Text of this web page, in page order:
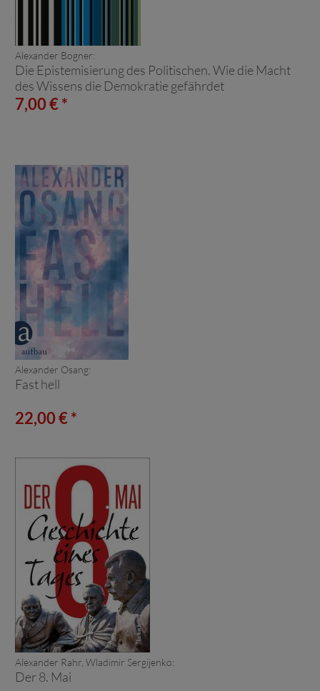
Alexander Bogner:
Die Epistemisierung des Politischen. Wie die Macht
des Wissens die Demokratie gefährdet
7,00 € *
Alexander Osang:
Fast hell
22,00 € *
Alexander Rahr, Wladimir Sergijenko:
Der 8. Mai